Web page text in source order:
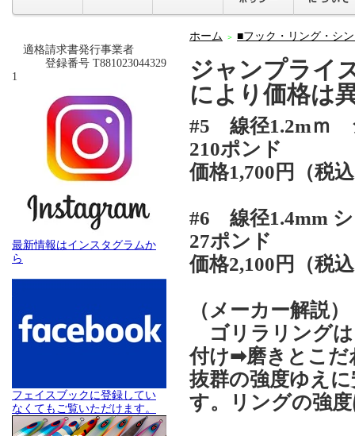
適格請求書発行事業者
登録番号 T881023044329
1
最新情報はインスタグラムか
ら
フェイスブックに登録してい
なくてもご覧いただけます。
ホーム ＞ ■フック・リング・シ
ジャンプラ
により価格は
#5 線径1.2mｍ
210ポンド
価格1,700円（税
#6 線径1.4mm シ
27ポンド
価格2,100円（税
（メーカー解説）
ゴリラリングは
付け➡磨きとこだ
抜群の強度ゆえ
す。リングの強